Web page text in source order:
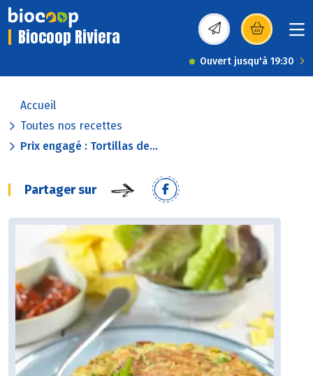
Biocoop Riviera (s’ouvre dans une
Ouvert jusqu'à 19:30
Accueil
Toutes nos recettes
Prix engagé : Tortillas de...
Partager sur